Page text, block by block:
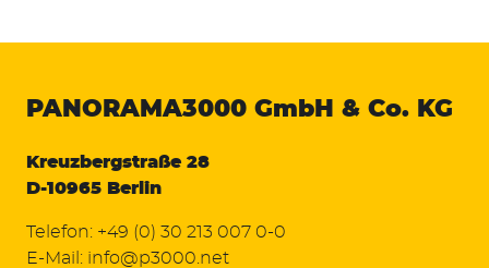
PANORAMA3000 GmbH & Co. KG
Kreuzbergstraße 28
D-10965 Berlin
Telefon: +49 (0) 30 213 007 0-0
E-Mail: info@p3000.net